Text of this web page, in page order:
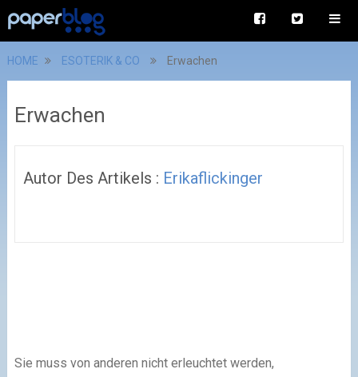
HOME ESOTERIK & CO Erwachen
Erwachen
Autor Des Artikels : Erikaflickinger
Sie muss von anderen nicht erleuchtet werden,